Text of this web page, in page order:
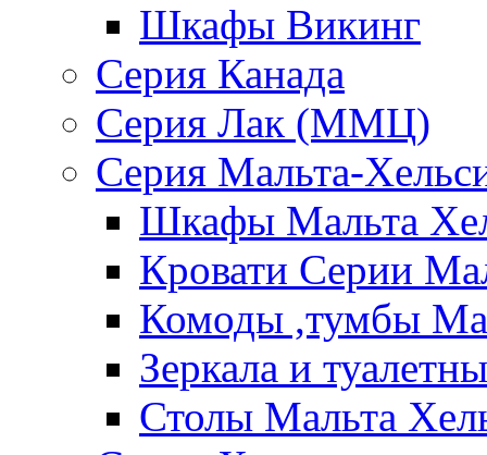
Шкафы Викинг
Серия Канада
Серия Лак (ММЦ)
Серия Мальта-
Шкафы Мальта
Кровати Серии
Комоды ,тумбы
Зеркала и
Столы Мальта